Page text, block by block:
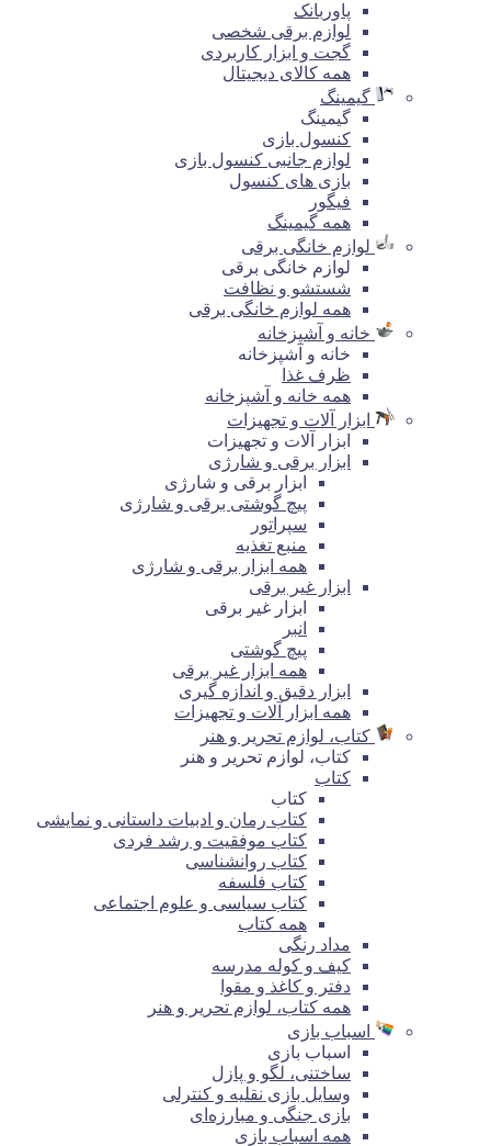
پاوربانک
لوازم برقی شخصی
گجت و ابزار کاربردی
همه کالای دیجیتال
گیمینگ
گیمینگ
کنسول بازی
لوازم جانبی کنسول بازی
بازی های کنسول
فیگور
همه گیمینگ
لوازم خانگی برقی
لوازم خانگی برقی
شستشو و نظافت
همه لوازم خانگی برقی
خانه و آشپزخانه
خانه و آشپزخانه
ظرف غذا
همه خانه و آشپزخانه
ابزار آلات و تجهیزات
ابزار آلات و تجهیزات
ابزار برقی و شارژی
ابزار برقی و شارژی
پیچ گوشتی برقی و شارژی
سپراتور
منبع تغذیه
همه ابزار برقی و شارژی
ابزار غیر برقی
ابزار غیر برقی
انبر
پیچ گوشتی
همه ابزار غیر برقی
ابزار دقیق و اندازه گیری
همه ابزار آلات و تجهیزات
کتاب، لوازم تحریر و هنر
کتاب، لوازم تحریر و هنر
کتاب
کتاب
کتاب رمان و ادبیات داستانی و نمایشی
کتاب موفقیت و رشد فردی
کتاب روانشناسی
کتاب فلسفه
کتاب سیاسی و علوم اجتماعی
همه کتاب
مداد رنگی
کیف و کوله مدرسه
دفتر و کاغذ و مقوا
همه کتاب، لوازم تحریر و هنر
اسباب بازی
اسباب بازی
ساختنی، لگو و پازل
وسایل بازی نقلیه و کنترلی
بازی جنگی و مبارزه‌ای
همه اسباب بازی